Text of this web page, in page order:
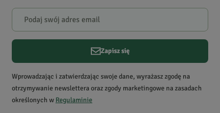
W naszej witrynie opinie mogą dodawać tylko osoby, które
5
Data dodania:10.04.2022
Zapisz się
Wprowadzając i zatwierdzając swoje dane, wyrażasz zgodę na
otrzymywanie newslettera oraz zgody marketingowe na zasadach
określonych w Regulaminie